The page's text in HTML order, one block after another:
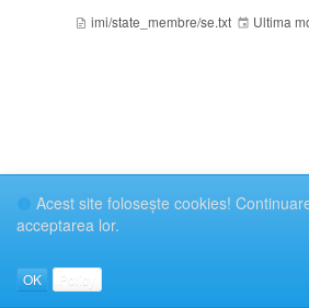
imi/state_membre/se.txt Ultima
Acest site foloseşte cookies!
acceptarea lor.
OK Policy